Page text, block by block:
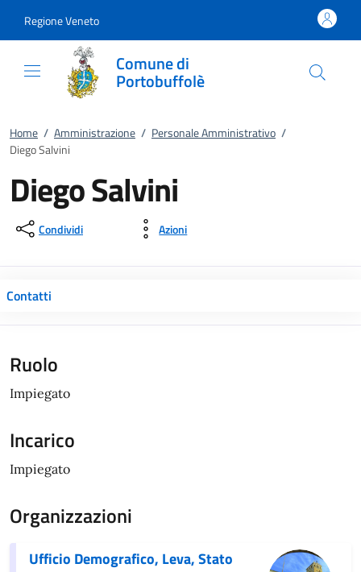
Regione Veneto
Comune di
Portobuffolè
Home / Amministrazione / Personale Amministrativo /
Diego Salvini
Diego Salvini
Condividi Azioni
Contatti
Ruolo
Impiegato
Incarico
Impiegato
Organizzazioni
Ufficio Demografico, Leva, Stato